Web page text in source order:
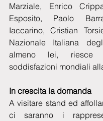
Marziale, Enrico
Esposito, Paolo
Iaccarino, Cristian
Nazionale Italiana
almeno lei, riesce
soddisfazioni mondiali
In crescita la domanda
A visitare stand ed
ci saranno i